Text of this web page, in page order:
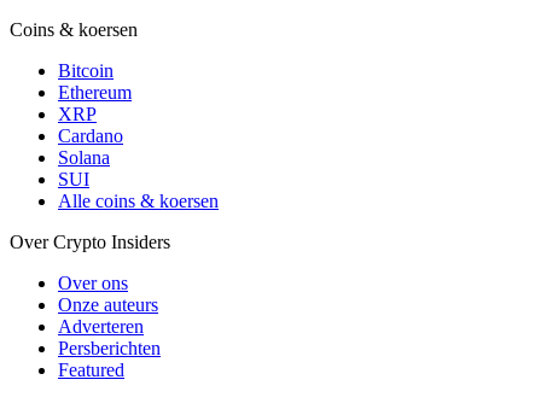
Coins & koersen
Bitcoin
Ethereum
XRP
Cardano
Solana
SUI
Alle coins & koersen
Over Crypto Insiders
Over ons
Onze auteurs
Adverteren
Persberichten
Featured